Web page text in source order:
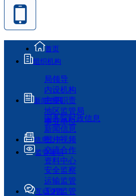
首页
组织机构
局领导
内设机构
主要职责
地区监管局
事业单位
新闻资讯
国务院时政信息
新闻信息
图片视频
交流合作
资料中心
信息公开
监管履职
安全监察
运输监管
工程监管
互动交流